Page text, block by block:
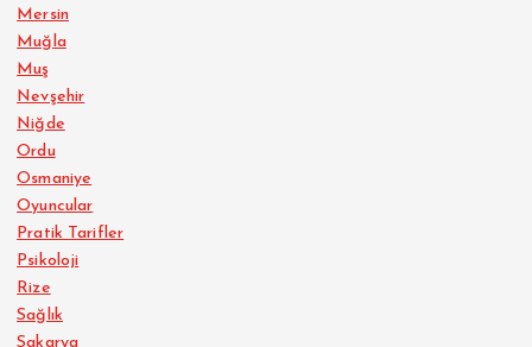
Mersin
Muğla
Muş
Nevşehir
Niğde
Ordu
Osmaniye
Oyuncular
Pratik Tarifler
Psikoloji
Rize
Sağlık
Sakarya